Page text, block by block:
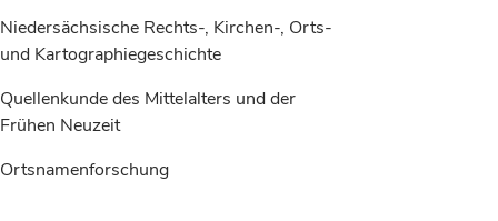
Niedersächsische Rechts-, Kirchen-, Orts-
und Kartographiegeschichte
Quellenkunde des Mittelalters und der
Frühen Neuzeit
Ortsnamenforschung